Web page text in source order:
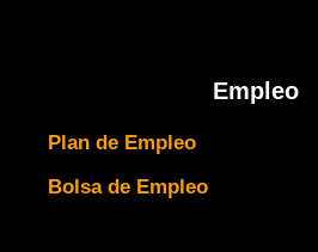
Empleo
Plan de Empleo
Bolsa de Empleo